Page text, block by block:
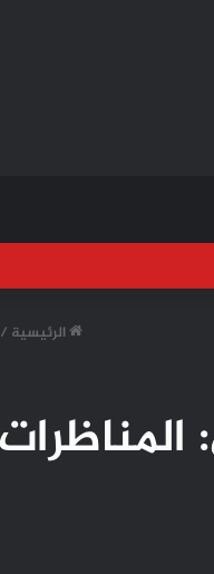
الرئيسية /